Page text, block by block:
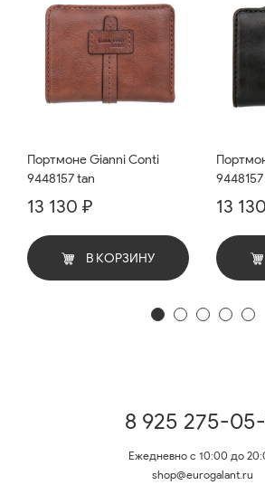
Портмоне Gianni Conti
9448157 tan
13 130 ₽
В КОРЗИНУ
13
8 925 275-05-
Ежедневно с 10:00 до
shop@eurogalant.ru